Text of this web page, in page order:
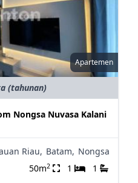
Apartemen
(tahunan)
Nongsa Nuvasa Kalani
Riau, Batam, Nongsa
50m2 1 1